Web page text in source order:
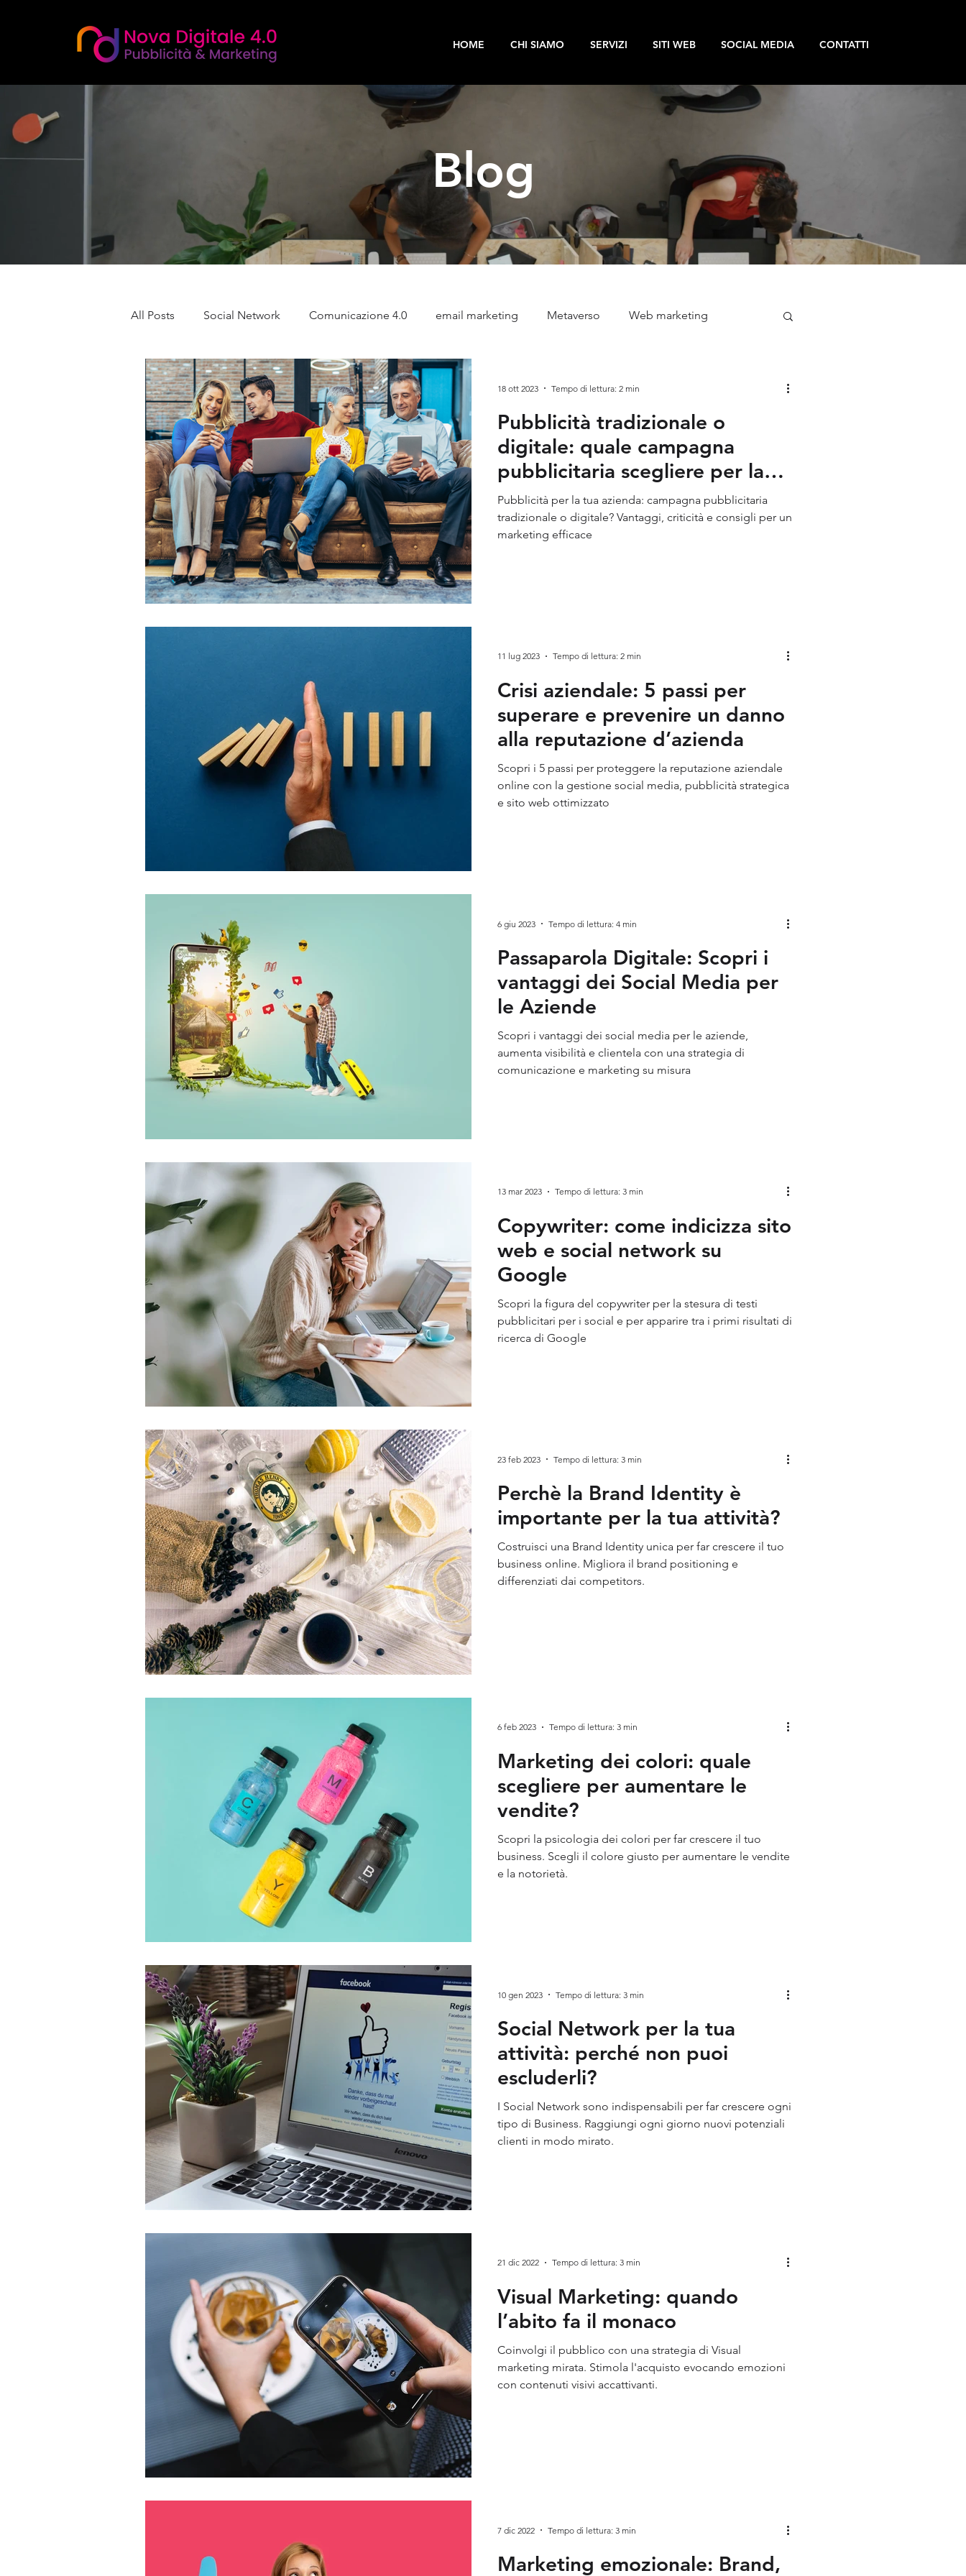
HOME CHI SIAMO SERVIZI SITI WEB SOCIAL MEDIA CONTATTI
Blog
All Posts Social Network Comunicazione 4.0 email marketing Metaverso Web marketing
Marketing emozionale Marketing Visual Marketing
Pubblicità tradizionale o
digitale: quale campagna
pubblicitaria scegliere per la
tua attività?
Pubblicità per la tua azienda: campagna pubblicitaria
tradizionale o digitale? Vantaggi, criticità e consigli per un
marketing efficace
18 ott 2023 Tempo di lettura: 2 min
Crisi aziendale: 5 passi per
superare e prevenire un danno
alla reputazione d’azienda
Scopri i 5 passi per proteggere la reputazione aziendale
online con la gestione social media, pubblicità strategica
e sito web ottimizzato
11 lug 2023 Tempo di lettura: 2 min
Passaparola Digitale: Scopri i
vantaggi dei Social Media per
le Aziende
Scopri i vantaggi dei social media per le aziende,
aumenta visibilità e clientela con una strategia di
comunicazione e marketing su misura
6 giu 2023 Tempo di lettura: 4 min
Copywriter: come indicizza sito
web e social network su
Google
Scopri la figura del copywriter per la stesura di testi
pubblicitari per i social e per apparire tra i primi risultati di
ricerca di Google
13 mar 2023 Tempo di lettura: 3 min
Perchè la Brand Identity è
importante per la tua attività?
Costruisci una Brand Identity unica per far crescere il tuo
business online. Migliora il brand positioning e
differenziati dai competitors.
23 feb 2023 Tempo di lettura: 3 min
Marketing dei colori: quale
scegliere per aumentare le
vendite?
Scopri la psicologia dei colori per far crescere il tuo
business. Scegli il colore giusto per aumentare le vendite
e la notorietà.
6 feb 2023 Tempo di lettura: 3 min
Social Network per la tua
attività: perché non puoi
escluderli?
I Social Network sono indispensabili per far crescere ogni
tipo di Business. Raggiungi ogni giorno nuovi potenziali
clienti in modo mirato.
10 gen 2023 Tempo di lettura: 3 min
Visual Marketing: quando
l’abito fa il monaco
Coinvolgi il pubblico con una strategia di Visual
marketing mirata. Stimola l'acquisto evocando emozioni
con contenuti visivi accattivanti.
21 dic 2022 Tempo di lettura: 3 min
Marketing emozionale: Brand,
7 dic 2022 Tempo di lettura: 3 min